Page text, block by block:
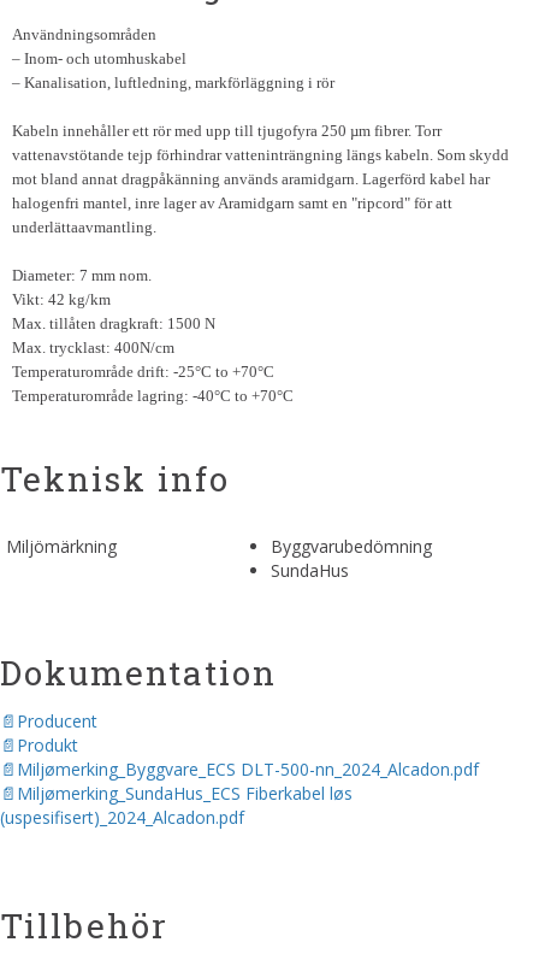
Användningsområden
– Inom- och utomhuskabel
– Kanalisation, luftledning, markförläggning i rör
Kabeln innehåller ett rör med upp till tjugofyra 250 µm fibrer. Torr
vattenavstötande tejp förhindrar vatteninträngning längs kabeln. Som skydd
mot bland annat dragpåkänning används aramidgarn. Lagerförd kabel har
halogenfri mantel, inre lager av Aramidgarn samt en "ripcord" för att
underlättaavmantling.
Diameter: 7 mm nom.
Vikt: 42 kg/km
Max. tillåten dragkraft: 1500 N
Max. trycklast: 400N/cm
Temperaturområde drift: -25°C to +70°C
Temperaturområde lagring: -40°C to +70°C
Teknisk info
Miljömärkning
Byggvarubedömning
SundaHus
Dokumentation
Producent
Produkt
Miljømerking_Byggvare_ECS DLT-500-nn_2024_Alcadon.pdf
Miljømerking_SundaHus_ECS Fiberkabel løs
(uspesifisert)_2024_Alcadon.pdf
Tillbehör